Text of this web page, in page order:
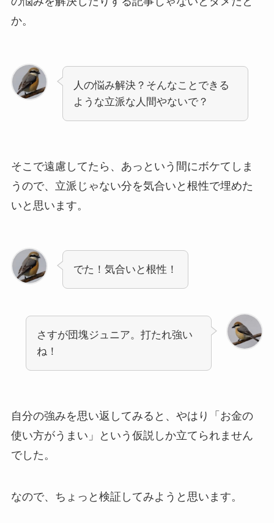
か。
人の悩み解決？そんなことできる
ような立派な人間やないで？
そこで遠慮してたら、あっという間にボケてしま
うので、立派じゃない分を気合いと根性で埋めた
いと思います。
でた！気合いと根性！
さすが団塊ジュニア。打たれ強い
ね！
自分の強みを思い返してみると、やはり「お金の
使い方がうまい」という仮説しか立てられません
でした。
なので、ちょっと検証してみようと思います。